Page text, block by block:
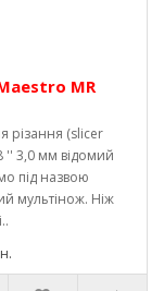
MR
різання (slicer
'' 3,0 мм відомий
під назвою
мультінож. Ніж